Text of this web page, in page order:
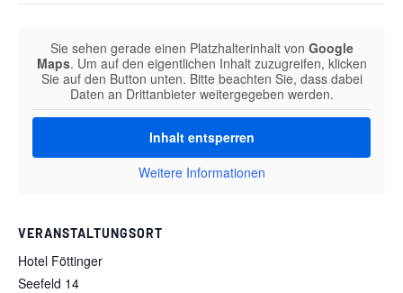
VERANSTALTUNGSORT
Hotel Föttinger
Seefeld 14
Sie sehen gerade einen Platzhalterinhalt von Google
Maps. Um auf den eigentlichen Inhalt zuzugreifen, klicken
Sie auf den Button unten. Bitte beachten Sie, dass dabei
Daten an Drittanbieter weitergegeben werden.
Inhalt entsperren
Weitere Informationen